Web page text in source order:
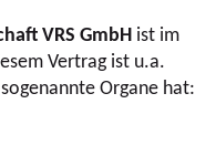
VRS GmbH ist im
Vertrag ist u.a.
Organe hat: